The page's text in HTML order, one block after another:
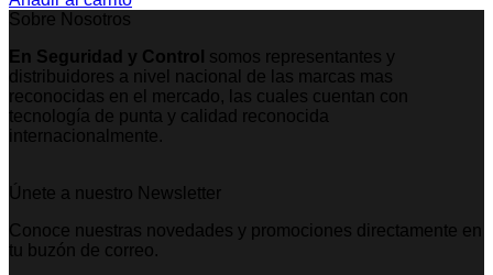
Sobre Nosotros
En Seguridad y Control somos representantes y
distribuidores a nivel nacional de las marcas mas
reconocidas en el mercado, las cuales cuentan con
tecnología de punta y calidad reconocida
internacionalmente.
Únete a nuestro Newsletter
Conoce nuestras novedades y promociones directamente en
tu buzón de correo.